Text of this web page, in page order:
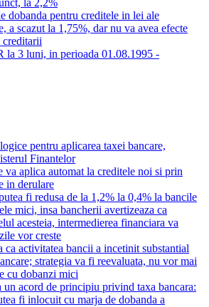
la 2,2%
dobanda pentru creditele in lei ale
a scazut la 1,75%, dar nu va avea efecte
creditarii
la 3 luni, in perioada 01.08.1995 -
pentru aplicarea taxei bancare,
Finantelor
aplica automat la creditele noi si prin
in derulare
fi redusa de la 1,2% la 0,4% la bancile
mici, insa bancherii avertizeaza ca
acesteia, intermedierea financiara va
vor creste
ca activitatea bancii a incetinit substantial
strategia va fi reevaluata, nu vor mai
cu dobanzi mici
un acord de principiu privind taxa bancara:
fi inlocuit cu marja de dobanda a